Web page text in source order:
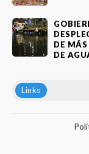
DE
DE
Links